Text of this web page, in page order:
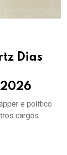
Dias
2026
e político
cargos